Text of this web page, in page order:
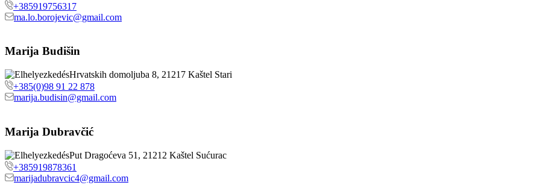
+385919756317
ma.lo.borojevic@gmail.com
Marija Budišin
Hrvatskih domoljuba 8, 21217 Kaštel Stari
+385(0)98 91 22 878
marija.budisin@gmail.com
Marija Dubravčić
Put Dragoćeva 51, 21212 Kaštel Sućurac
+385919878361
marijadubravcic4@gmail.com